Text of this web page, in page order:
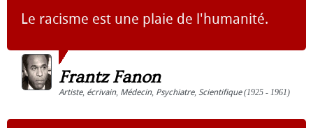
Le racisme est une plaie de l'humanité.
Frantz Fanon
Artiste, écrivain, Médecin, Psychiatre, Scientifique(1925 - 1961)